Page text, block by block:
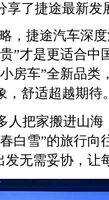
享了捷途最新发
，捷途汽车深
”才是更适合中
房车”全新品类
，舒适超越期待
人把家搬进山海
白雪”的旅行向
发无需妥协，让